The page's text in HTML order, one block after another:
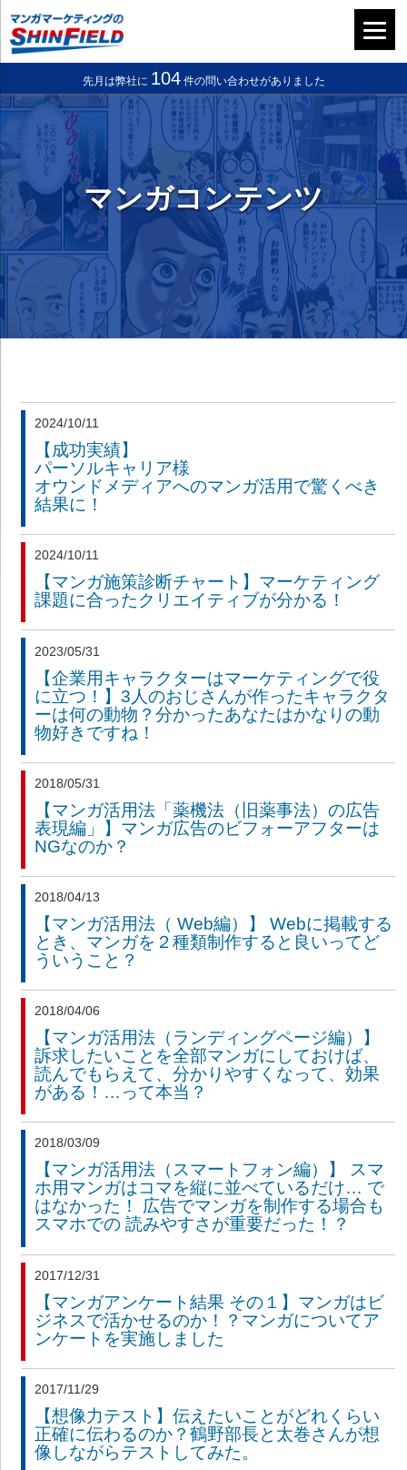
先月は弊社に 104件の問い合わせがありました
マンガコンテンツ
2024/10/11
【成功実績】
パーソルキャリア様
オウンドメディアへのマンガ活用で驚くべき
結果に！
2024/10/11
【マンガ施策診断チャート】 マーケティング
課題に合ったクリエイティブが分かる！
2023/05/31
【企業用キャラクターはマーケティングで役
に立つ！】3人のおじさんが作ったキャラクタ
ーは何の動物？分かったあなたはかなりの動
物好きですね！
2018/05/31
【マンガ活用法「薬機法（旧薬事法）の広告
表現編」】マンガ広告のビフォーアフターは
NGなのか？
2018/04/13
【マンガ活用法（ Web編）】 Webに掲載する
とき、マンガを２種類制作すると良いってど
ういうこと？
2018/04/06
【マンガ活用法（ランディングページ編）】
訴求したいことを全部マンガにしておけば、
読んでもらえて、分かりやすくなって、効果
がある！…って本当？
2018/03/09
【マンガ活用法（スマートフォン編）】 スマ
ホ用マンガはコマを縦に並べているだけ… で
はなかった！ 広告でマンガを制作する場合も
スマホでの 読みやすさが重要だった！？
2017/12/31
【マンガアンケート結果 その１】マンガはビ
ジネスで活かせるのか！？マンガについてア
ンケートを実施しました
2017/11/29
【想像力テスト】伝えたいことがどれくらい
正確に伝わるのか？鶴野部長と太巻さんが想
像しながらテストしてみた。